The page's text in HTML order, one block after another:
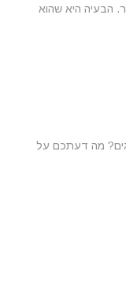
הבעיה היא שהוא
מה דעתכם על